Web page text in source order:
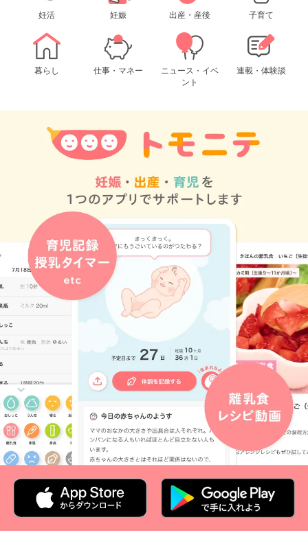
妊活 妊娠 出産・産後 子育て
暮らし 仕事・マネー
ニュース・イベ
ント
連載・体験談